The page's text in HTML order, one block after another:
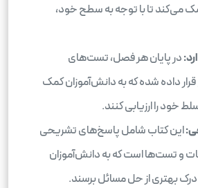
می‌کند تا با توجه به سطح خود،
در پایان هر فصل، تست‌های
قرار داده شده که به دانش‌آموزان کمک
خود را ارزیابی کنند.
این کتاب شامل پاسخ‌های تشریحی
و تست‌ها است که به دانش‌آموزان
بهتری از حل مسائل برسند.